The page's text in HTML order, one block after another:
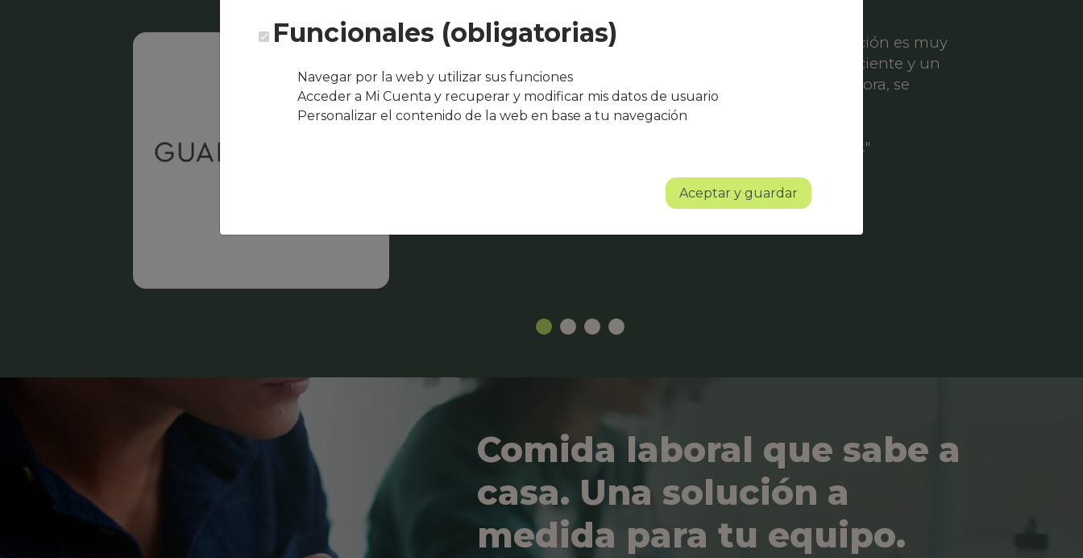
"Después de varios meses con el servicio, el nivel de satisfacción es muy
bueno. El equipo de Que Cocine Peter ofrece un servicio eficiente y un
trato excelente, siempre atentos a cualquier solicitud de mejora, se
agradece su entusiasmo, dedicación y profesionalidad.
Sin lugar a dudas se trata de un proyecto con mucho futuro."
Albert Torné - HR Manager Guarro Casas
Comida laboral que sabe a
casa. Una solución a
medida para tu equipo.
Funcionales (obligatorias)
Navegar por la web y utilizar sus funciones
Acceder a Mi Cuenta y recuperar y modificar mis datos de usuario
Personalizar el contenido de la web en base a tu navegación
Aceptar y guardar